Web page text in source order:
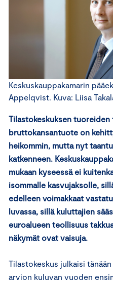
Keskuskauppakamarin
Appelqvist. Kuva: Liisa
Tilastokeskuksen
bruttokansantuote on
heikommin, mutta nyt
katkenneen.
mukaan kyseessä ei
isommalle kasvujaksolle,
edelleen voimakkaat
luvassa, sillä kuluttajien
euroalueen teollisuus
näkymät ovat vaisuja.
Tilastokeskus julkaisi
arvion kuluvan vuoden